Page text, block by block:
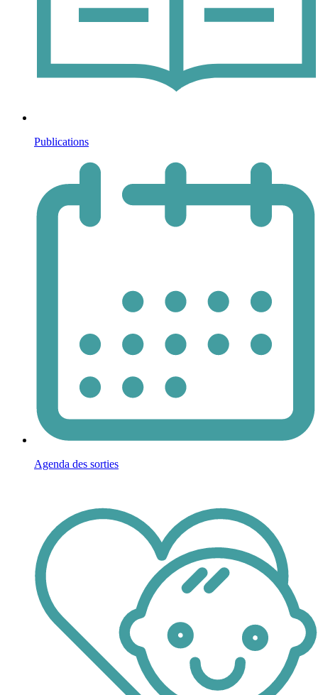
Publications
Agenda des sorties